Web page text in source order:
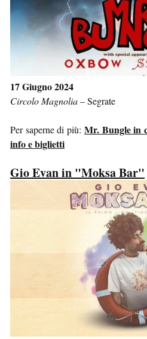
17 Giugno 2024
Circolo Magnolia–Segrate
Per saperne di più: Mr. Bungle in
info e biglietti
Gio Evan in "Moksa Bar"